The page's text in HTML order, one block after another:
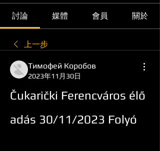
討論 媒體 會員 關於
上一步
Тимофей Коробов
2023年11月30日
Čukarički Ferencváros élő
adás 30/11/2023 Folyó